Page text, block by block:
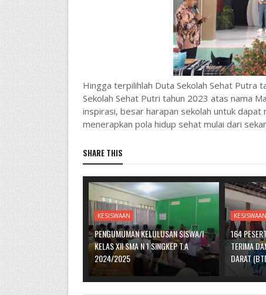
Hingga terpilihlah Duta Sekolah Sehat Putra
Sekolah Sehat Putri tahun 2023 atas nama
inspirasi, besar harapan sekolah untuk
menerapkan pola hidup sehat mulai dari
SHARE THIS
KESISWAAN
PENGUMUMAN KELULUSAN SISWA/I
KELAS XII SMA N 1 SINGKEP T.A
2024/2025
KESISWAAN
164
TERIMA
DARAT